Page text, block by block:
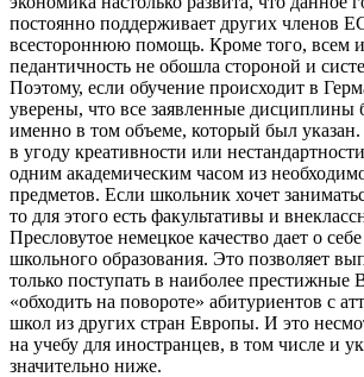
постоянно поддерживает других членов
всестороннюю помощь. Кроме того, всем
педантичность не обошла стороной и
Поэтому, если обучение происходит в
уверены, что все заявленные дисциплины
именно в том объеме, который был указан.
в угоду креативности или
одним академическим часом из
предметов. Если школьник хочет
то для этого есть факультативы и
Пресловутое немецкое качество дает о
школьного образования. Это позволяет
только поступать в наиболее
«обходить на повороте» абитуриентов с
школ из других стран Европы. И это
на учебу для иностранцев, в том числе и
значительно ниже.